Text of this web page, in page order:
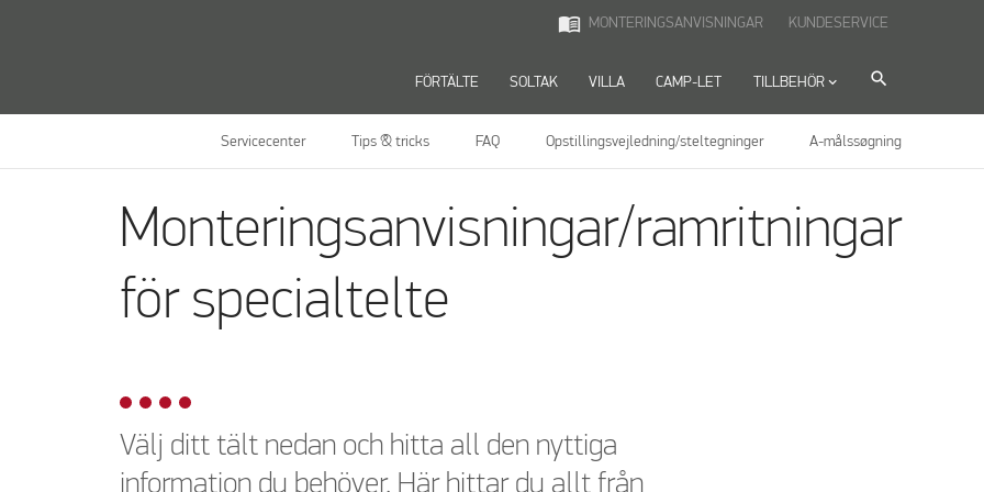
FÖRTÄLTE SOLTAK VILLA CAMP-LET TILLBEHÖRkeyboard_arrow_down search
menu_book MONTERINGSANVISNINGAR KUNDESERVICE
Servicecenter Tips & tricks FAQ Opstillingsvejledning/steltegninger A-målssøgning
Monteringsanvisningar/ramritningar
för specialtelte
Välj ditt tält nedan och hitta all den nyttiga
information du behöver. Här hittar du allt från